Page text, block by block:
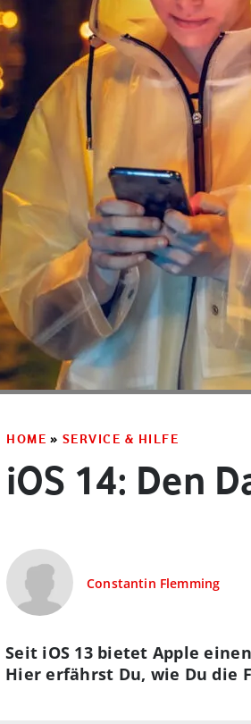
HOME » SERVICE & HILFE
iOS 14: Den
Constantin Flemming
Seit iOS 13 bietet Apple
Hier erfährst Du, wie Du die